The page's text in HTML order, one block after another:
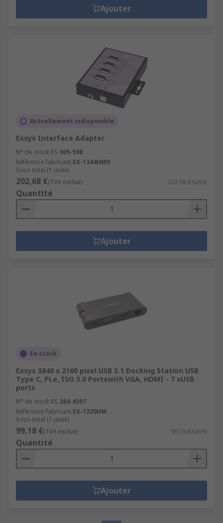
Ajouter
Actuellement indisponible
Exsys Interface Adapter
N° de stock RS 309-598
Référence fabricant EX-1344HMV
Sous-total (1 unité)
202,68 €(TVA exclue) 202,68 €/unité
Quantité
Ajouter
En stock
Exsys 3840 x 2160 pixel USB 3.1 Docking Station USB
Type C, PLe, ISO 3.0 Portswith VGA, HDMI - 7 xUSB
ports
N° de stock RS 284-4397
Référence fabricant EX-1220HM
Sous-total (1 unité)
99,18 €(TVA exclue) 99,18 €/unité
Quantité
Ajouter